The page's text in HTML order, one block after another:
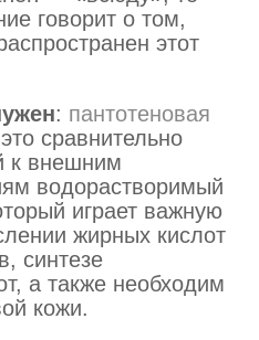
говорит о том,
этот
: пантотеновая
сравнительно
к внешним
водорастворимый
играет важную
жирных кислот
синтезе
а также необходим
кожи.